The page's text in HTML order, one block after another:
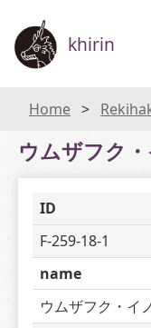
khirin
Home Rekihaku
ウムザフク・
ID
F-259-18-1
name
ウムザフク・イ